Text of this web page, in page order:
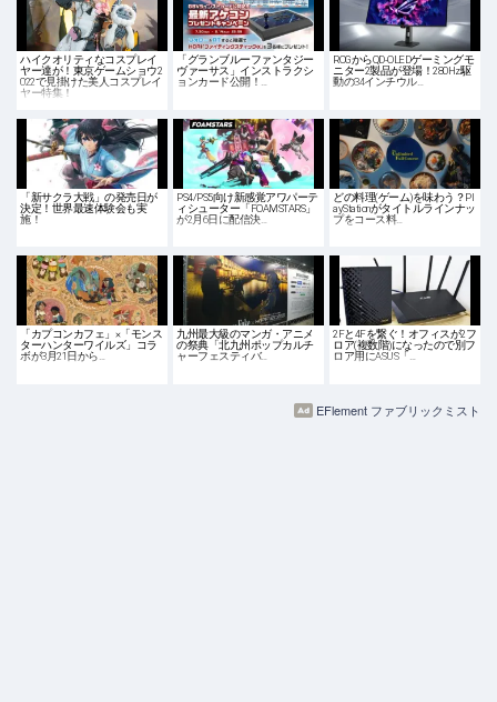
ハイクオリティなコスプレイ
ヤー達が！東京ゲームショウ2
022で見掛けた美人コスプレイ
ヤー特集！
「グランブルーファンタジー
ヴァーサス」インストラクシ
ョンカード公開！…
ROGからQD-OLEDゲーミングモ
ニター2製品が登場！280Hz駆
動の34インチウル…
「新サクラ大戦」の発売日が
決定！世界最速体験会も実
施！
PS4/PS5向け新感覚アワパーテ
ィシューター「FOAMSTARS」
が2月6日に配信決…
どの料理(ゲーム)を味わう？Pl
ayStationがタイトルラインナッ
プをコース料…
「カプコンカフェ」×「モンス
ターハンターワイルズ」コラ
ボが3月21日から…
九州最大級のマンガ・アニメ
の祭典「北九州ポップカルチ
ャーフェスティバ…
2Fと4Fを繋ぐ！オフィスが2フ
ロア(複数階)になったので別フ
ロア用にASUS「…
EFlement ファブリックミスト